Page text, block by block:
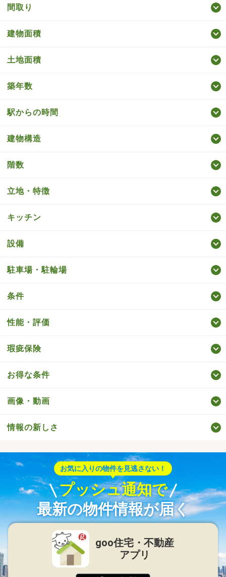
間取り
建物面積
土地面積
築年数
駅からの時間
建物構造
階数
立地・特徴
キッチン
設備
駐車場・駐輪場
条件
性能・評価
瑕疵保険
お得な条件
画像・動画
情報の新しさ
お気に入りの物件を見逃さない！
プッシュ通知で
最新の物件情報が届く
goo住宅・不動産
アプリ